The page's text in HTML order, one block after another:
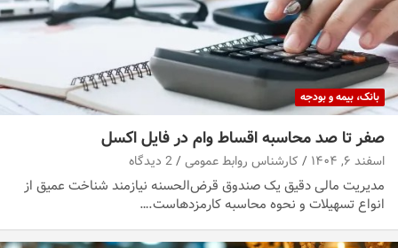
بانک، بیمه و بودجه
صفر تا صد محاسبه اقساط وام در فایل اکسل
اسفند ۶, ۱۴۰۴ کارشناس روابط عمومی 2 دیدگاه
مدیریت مالی دقیق یک صندوق قرض‌الحسنه نیازمند شناخت عمیق از
انواع تسهیلات و نحوه محاسبه کارمزدهاست.…